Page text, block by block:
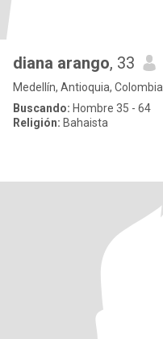
diana arango, 33
Medellín, Antioquia, Colombia
Buscando: Hombre 35 - 64
Religión: Bahaista